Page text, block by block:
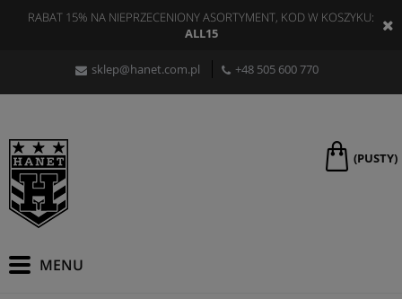
RABAT 15% NA NIEPRZECENIONY ASORTYMENT, KOD W KOSZYKU:
ALL15
sklep@hanet.com.pl +48 505 600 770
(PUSTY)